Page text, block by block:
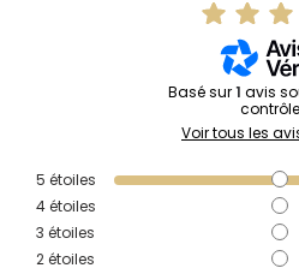
Basé sur1 avis
contrôle
Voir tous les
5 étoiles
4étoiles
3 étoiles
2étoiles